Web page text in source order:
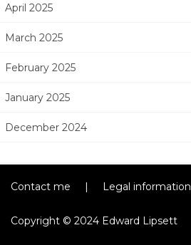
April 2025
March 2025
February 2025
January 2025
December 2024
Contact me | Legal information
Copyright © 2024 Edward Lipsett